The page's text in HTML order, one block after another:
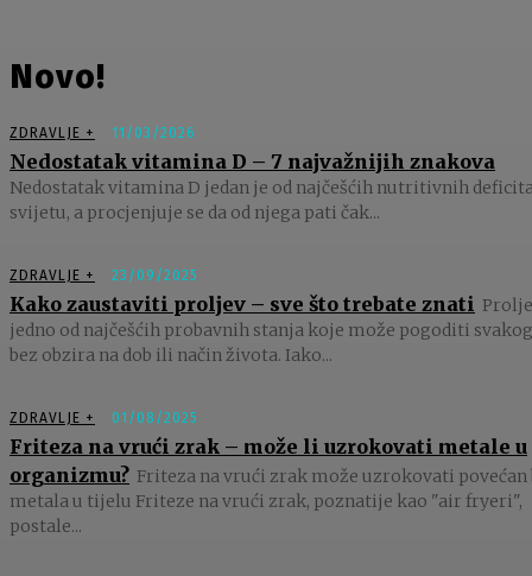
Novo!
ZDRAVLJE + 11/03/2026
Nedostatak vitamina D – 7 najvažnijih znakova
Nedostatak vitamina D jedan je od najčešćih nutritivnih
svijetu, a procjenjuje se da od njega pati čak...
ZDRAVLJE + 23/09/2025
Kako zaustaviti proljev – sve što trebate znati
jedno od najčešćih probavnih stanja koje može pogoditi
bez obzira na dob ili način života. Iako...
ZDRAVLJE + 01/08/2025
Friteza na vrući zrak – može li uzrokovati metale u
organizmu? Friteza na vrući zrak može uzrokovati
metala u tijelu Friteze na vrući zrak, poznatije kao "air fryeri",
postale...